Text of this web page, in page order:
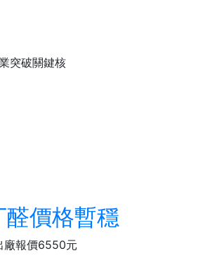
突破關鍵核
價格暫穩
廠報價6550元